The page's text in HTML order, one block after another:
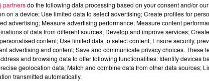
partnersdo the following data processing based on your consent and/or
on a device; Use limited data to select advertising; Create profiles for
advertising; Measure advertising performance; Measure content
of data from different sources; Develop and improve services;
content; Use limited data to select content; Ensure security,
advertising and content; Save and communicate privacy choices. These
and browsing data to offer following functionalities: Identify devices
geolocation data; Match and combine data from other data sources;
transmitted automatically.